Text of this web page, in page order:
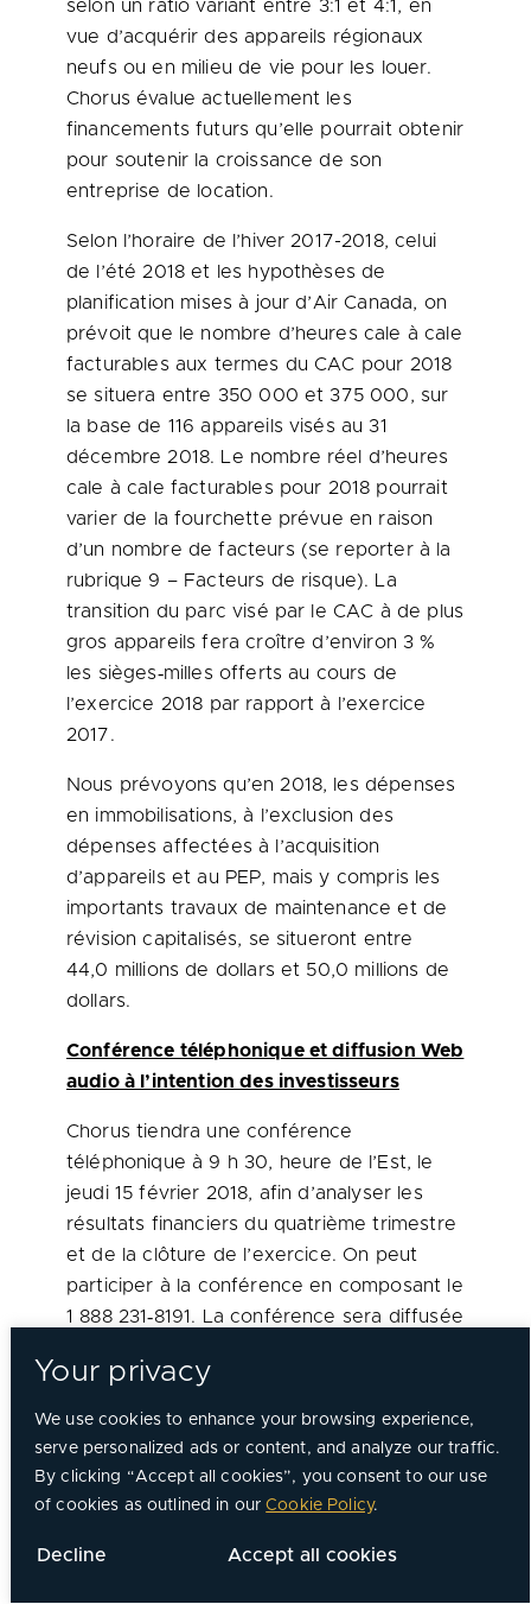
Your privacy
We use cookies to enhance your browsing experience,
serve personalized ads or content, and analyze our traffic.
By clicking “Accept all cookies”, you consent to our use
of cookies as outlined in ourCookie Policy.
Decline Accept all cookies
selon un ratio variant entre 3:1 et 4:1, en
vue d’acquérir des appareils régionaux
neufs ou en milieu de vie pour les louer.
Chorus évalue actuellement les
financements futurs qu’elle pourrait obtenir
pour soutenir la croissance de son
entreprise de location.
Selon l’horaire de l’hiver 2017-2018, celui
de l’été 2018 et les hypothèses de
planification mises à jour d’Air Canada, on
prévoit que le nombre d’heures cale à cale
facturables aux termes du CAC pour 2018
se situera entre 350 000 et 375 000, sur
la base de 116 appareils visés au 31
décembre 2018. Le nombre réel d’heures
cale à cale facturables pour 2018 pourrait
varier de la fourchette prévue en raison
d’un nombre de facteurs (se reporter à la
rubrique 9 – Facteurs de risque). La
transition du parc visé par le CAC à de plus
gros appareils fera croître d’environ 3 %
les sièges‑milles offerts au cours de
l’exercice 2018 par rapport à l’exercice
2017.
Nous prévoyons qu’en 2018, les dépenses
en immobilisations, à l’exclusion des
dépenses affectées à l’acquisition
d’appareils et au PEP, mais y compris les
importants travaux de maintenance et de
révision capitalisés, se situeront entre
44,0 millions de dollars et 50,0 millions de
dollars.
Conférence téléphonique et diffusion Web
audio à l’intention des investisseurs
Chorus tiendra une conférence
téléphonique à 9 h 30, heure de l’Est, le
jeudi 15 février 2018, afin d’analyser les
résultats financiers du quatrième trimestre
et de la clôture de l’exercice. On peut
participer à la conférence en composant le
1 888 231‑8191. La conférence sera diffusée
à l’adresse :
http://event.on24.com/r.htm?
e=1585013&s=1&k=2F12B6685BDB7E60D6E
45BA0B1A60A2D
seulement. Le lecteur Media Player ou Real